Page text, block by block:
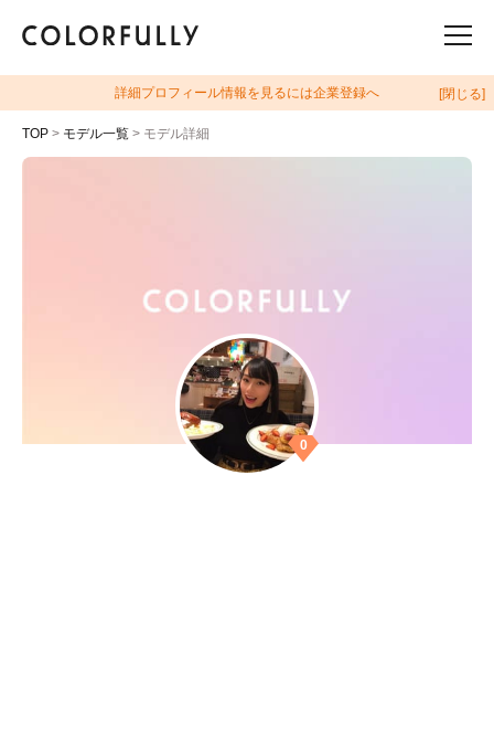
詳細プロフィール情報を見るには企業登録へ [閉じる]
TOP > モデル一覧 > モデル詳細
0